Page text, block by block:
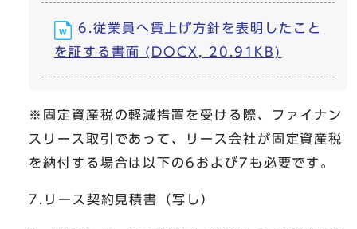
6.従業員へ賃上げ方針を表明したこと
を証する書面 (DOCX, 20.91KB)
※固定資産税の軽減措置を受ける際、ファイナン
スリース取引であって、リース会社が固定資産税
を納付する場合は以下の6および7も必要です。
7.リース契約見積書（写し）